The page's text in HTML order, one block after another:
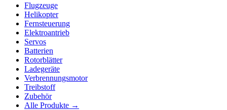
Flugzeuge
Helikopter
Fernsteuerung
Elektroantrieb
Servos
Batterien
Rotorblätter
Ladegeräte
Verbrennungsmotor
Treibstoff
Zubehör
Alle Produkte →